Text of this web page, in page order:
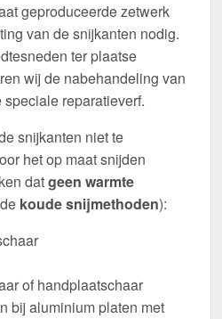
geproduceerde zetwerk
van de snijkanten nodig.
ter plaatse
wij de nabehandeling van
reparatieverf.
snijkanten niet te
het op maat snijden
datgeen warmte
koude snijmethoden):
of handplaatschaar
bij aluminium platen met